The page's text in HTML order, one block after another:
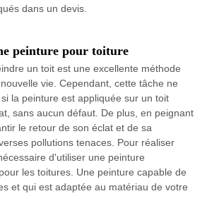
dans un devis.
peinture pour toiture
un toit est une excellente méthode
vie. Cependant, cette tâche ne
la peinture est appliquée sur un toit
sans aucun défaut. De plus, en peignant
le retour de son éclat et de sa
pollutions tenaces. Pour réaliser
d'utiliser une peinture
les toitures. Une peinture capable de
et qui est adaptée au matériau de votre